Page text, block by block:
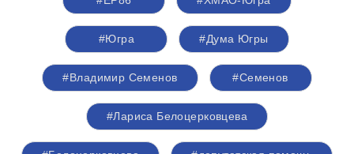
#Югра #Дума Югры
#Владимир Семенов #Семенов
#Лариса Белоцерковцева